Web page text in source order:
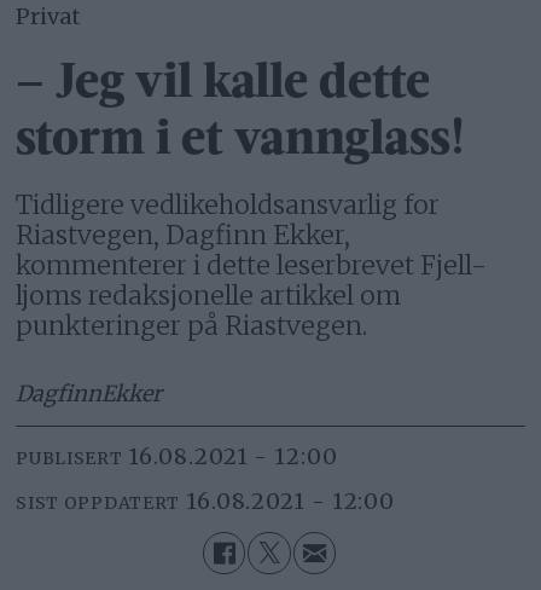
Privat
– Jeg vil kalle dette
storm i et vannglass!
Tidligere vedlikeholdsansvarlig for
Riastvegen, Dagfinn Ekker,
kommenterer i dette leserbrevet Fjell-
ljoms redaksjonelle artikkel om
punkteringer på Riastvegen.
DagfinnEkker
PUBLISERT 16.08.2021 - 12:00
SIST OPPDATERT 16.08.2021 - 12:00